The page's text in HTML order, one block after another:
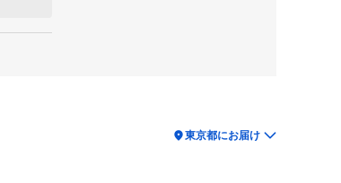
location_on東京都にお届け